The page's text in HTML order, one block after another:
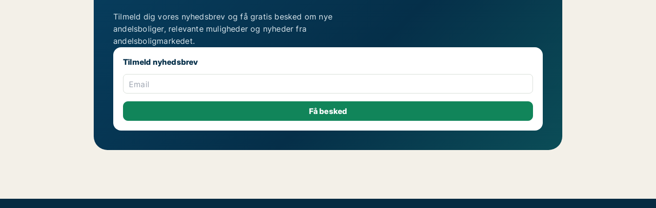
Tilmeld dig vores nyhedsbrev og få gratis besked om nye
andelsboliger, relevante muligheder og nyheder fra
andelsboligmarkedet.
Tilmeld nyhedsbrev
Email